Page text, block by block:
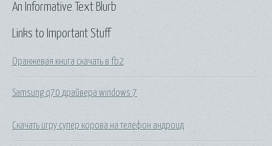
Links to Important Stuff
Оранжевая книга скачать в fb2
Samsung q70 драйвера windows 7
Скачать игру супер корова на телефон андроид
An Informative Text Blurb